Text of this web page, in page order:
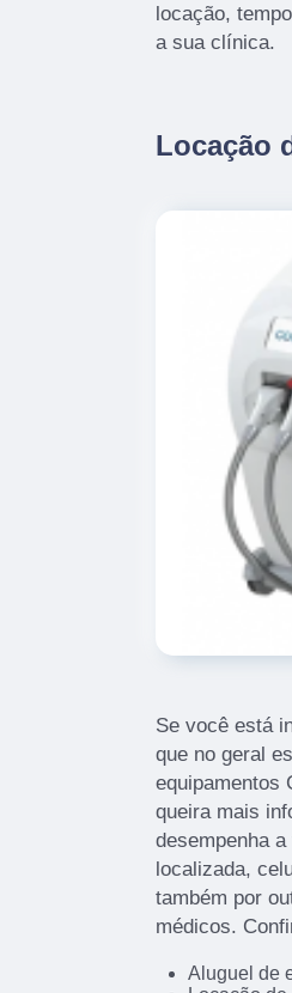
locação,
a sua clínica.
Locação
Se você está
que no geral
equipamentos
queira mais
desempenha
localizada,
também por
médicos.
Aluguel de